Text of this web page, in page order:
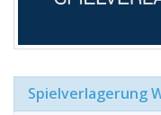
Spielverlagerung